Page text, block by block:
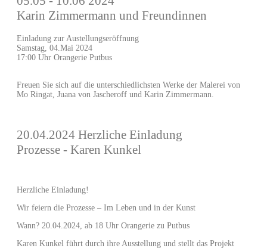
Karin Zimmermann und Freundinnen
Einladung zur Austellungseröffnung
Samstag, 04.Mai 2024
17:00 Uhr Orangerie Putbus
Freuen Sie sich auf die unterschiedlichsten Werke der Malerei von
Mo Ringat, Juana von Jascheroff und Karin Zimmermann.
20.04.2024 Herzliche Einladung
Prozesse - Karen Kunkel
Herzliche Einladung!
Wir feiern die Prozesse – Im Leben und in der Kunst
Wann? 20.04.2024, ab 18 Uhr Orangerie zu Putbus
Karen Kunkel führt durch ihre Ausstellung und stellt das Projekt